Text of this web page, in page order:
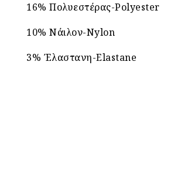
16% Πολυεστέρας-Polyester
10% Νάιλον-Nylon
3% Έλαστανη-Elastane